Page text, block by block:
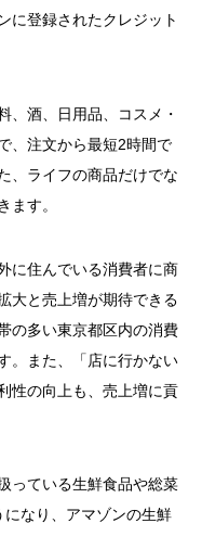
に登録されたクレジット
、酒、日用品、コスメ・
、注文から最短2時間で
、ライフの商品だけでな
ます。
に住んでいる消費者に商
大と売上増が期待できる
の多い東京都区内の消費
。また、「店に行かない
性の向上も、売上増に貢
っている生鮮食品や総菜
なり、アマゾンの生鮮